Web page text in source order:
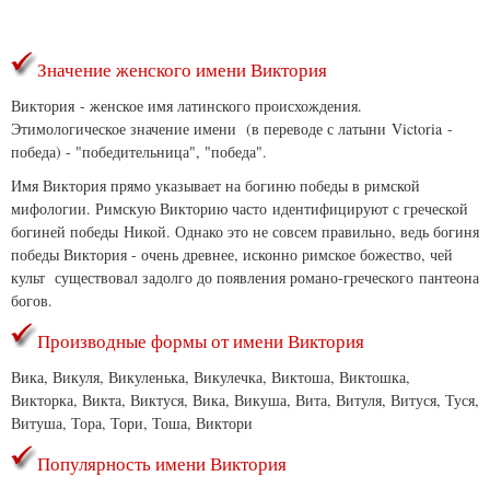
Значение женского имени Виктория
Виктория - женское имя латинского происхождения.
Этимологическое значение имени (в переводе с латыни Victoria -
победа) - "победительница", "победа".
Имя Виктория прямо указывает на богиню победы в римской
мифологии. Римскую Викторию часто идентифицируют с греческой
богиней победы Никой. Однако это не совсем правильно, ведь богиня
победы Виктория - очень древнее, исконно римское божество, чей
культ существовал задолго до появления романо-греческого пантеона
богов.
Производные формы от имени Виктория
Вика, Викуля, Викуленька, Викулечка, Виктоша, Виктошка,
Викторка, Викта, Виктуся, Вика, Викуша, Вита, Витуля, Витуся, Туся,
Витуша, Тора, Тори, Тоша, Виктори
Популярность имени Виктория